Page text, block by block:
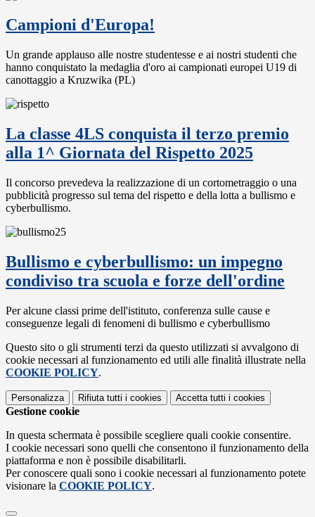
Campioni d'Europa!
Un grande applauso alle nostre studentesse e ai nostri studenti che
hanno conquistato la medaglia d'oro ai campionati europei U19 di
canottaggio a Kruzwika (PL)
La classe 4LS conquista il terzo premio
alla 1^ Giornata del Rispetto 2025
Il concorso prevedeva la realizzazione di un cortometraggio o una
pubblicità progresso sul tema del rispetto e della lotta a bullismo e
cyberbullismo.
Bullismo e cyberbullismo: un impegno
condiviso tra scuola e forze dell'ordine
Per alcune classi prime dell'istituto, conferenza sulle cause e
conseguenze legali di fenomeni di bullismo e cyberbullismo
Questo sito o gli strumenti terzi da questo utilizzati si avvalgono di
cookie necessari al funzionamento ed utili alle finalità illustrate nella
COOKIE POLICY.
Personalizza Rifiuta tutti i cookies Accetta tutti i cookies
Gestione cookie
In questa schermata è possibile scegliere quali cookie consentire.
I cookie necessari sono quelli che consentono il funzionamento della
piattaforma e non è possibile disabilitarli.
Per conoscere quali sono i cookie necessari al funzionamento potete
visionare la COOKIE POLICY.